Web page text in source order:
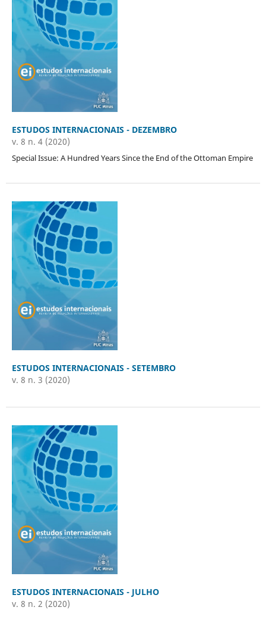
ESTUDOS INTERNACIONAIS - DEZEMBRO
v. 8 n. 4 (2020)
Special Issue: A Hundred Years Since the End of the Ottoman Empire
ESTUDOS INTERNACIONAIS - SETEMBRO
v. 8 n. 3 (2020)
ESTUDOS INTERNACIONAIS - JULHO
v. 8 n. 2 (2020)